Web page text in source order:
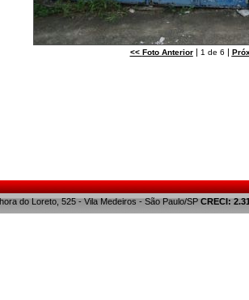
<< Foto Anterior| 1 de 6 |
do Loreto, 525 - Vila Medeiros - São Paulo/SPCRECI: